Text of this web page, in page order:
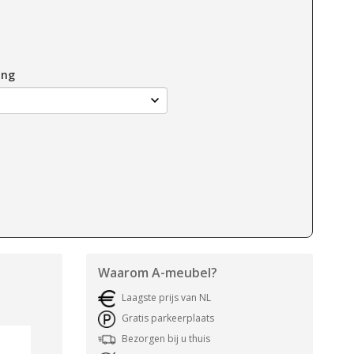
Waarom A-meubel?
Laagste prijs van NL
Gratis parkeerplaats
Bezorgen bij u thuis